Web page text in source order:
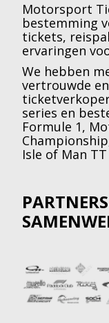
Motorsport
bestemming
tickets,
ervaringen
We hebben
vertrouwde
series en
Formule 1,
Isle of Man